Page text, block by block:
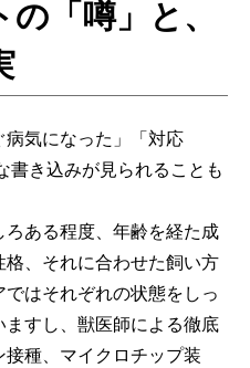
「噂」と、
気になった」「対応
書き込みが見られることも
ある程度、年齢を経た成
、それに合わせた飼い方
はそれぞれの状態をしっ
すし、獣医師による徹底
種、マイクロチップ装